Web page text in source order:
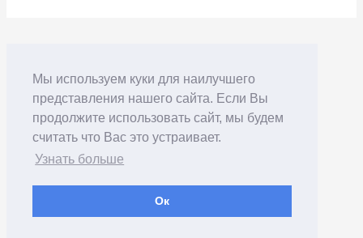
Мы используем куки для наилучшего
представления нашего сайта. Если Вы
продолжите использовать сайт, мы будем
считать что Вас это устраивает.
Узнать больше
Ок